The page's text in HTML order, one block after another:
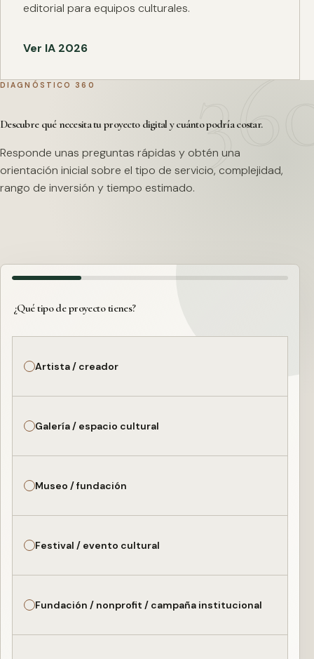
editorial para equipos culturales.
Ver IA 2026
DIAGNÓSTICO 360
Descubre qué necesita tu proyecto digital y cuánto podría costar.
Responde unas preguntas rápidas y obtén una
orientación inicial sobre el tipo de servicio, complejidad,
rango de inversión y tiempo estimado.
¿Qué tipo de proyecto tienes?
Artista / creador
Galería / espacio cultural
Museo / fundación
Festival / evento cultural
Fundación / nonprofit / campaña institucional